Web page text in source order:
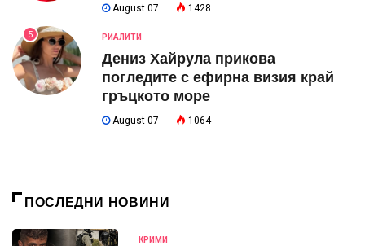
August 07 1428
5 РИАЛИТИ
Дениз Хайрула прикова
погледите с ефирна визия край
гръцкото море
August 07 1064
ПОСЛЕДНИ НОВИНИ
КРИМИ